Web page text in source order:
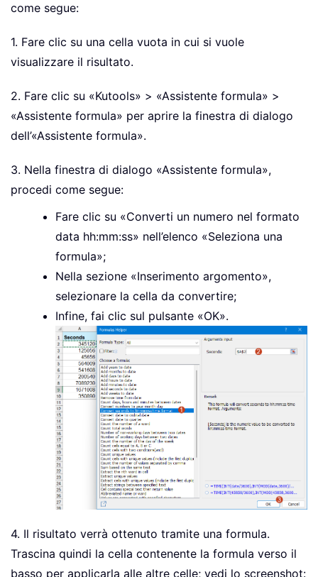
come segue:
1. Fare clic su una cella vuota in cui si vuole
visualizzare il risultato.
2. Fare clic su «Kutools» > «Assistente formula» >
«Assistente formula» per aprire la finestra di dialogo
dell’«Assistente formula».
3. Nella finestra di dialogo «Assistente formula»,
procedi come segue:
Fare clic su «Converti un numero nel formato
data hh:mm:ss» nell’elenco «Seleziona una
formula»;
Nella sezione «Inserimento argomento»,
selezionare la cella da convertire;
Infine, fai clic sul pulsante «OK».
4. Il risultato verrà ottenuto tramite una formula.
Trascina quindi la cella contenente la formula verso il
basso per applicarla alle altre celle; vedi lo screenshot: